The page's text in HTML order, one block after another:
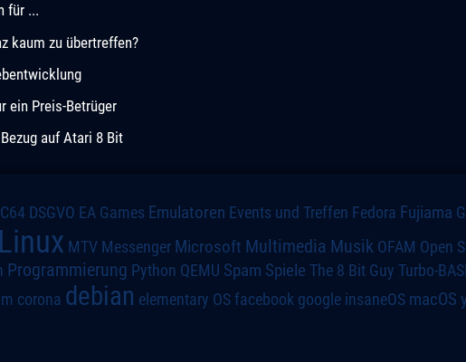
für ...
kaum zu übertreffen?
ein Preis-Betrüger
auf Atari 8 Bit
C64 DSGVO EA Games Emulatoren Events und Treffen Fedora Fujiama
Linux MTV Messenger Microsoft Multimedia Musik OFAM Open
Programmierung Python QEMU Spam Spiele The 8 Bit Guy Turbo-
corona debian elementary OS facebook google insaneOS macOS